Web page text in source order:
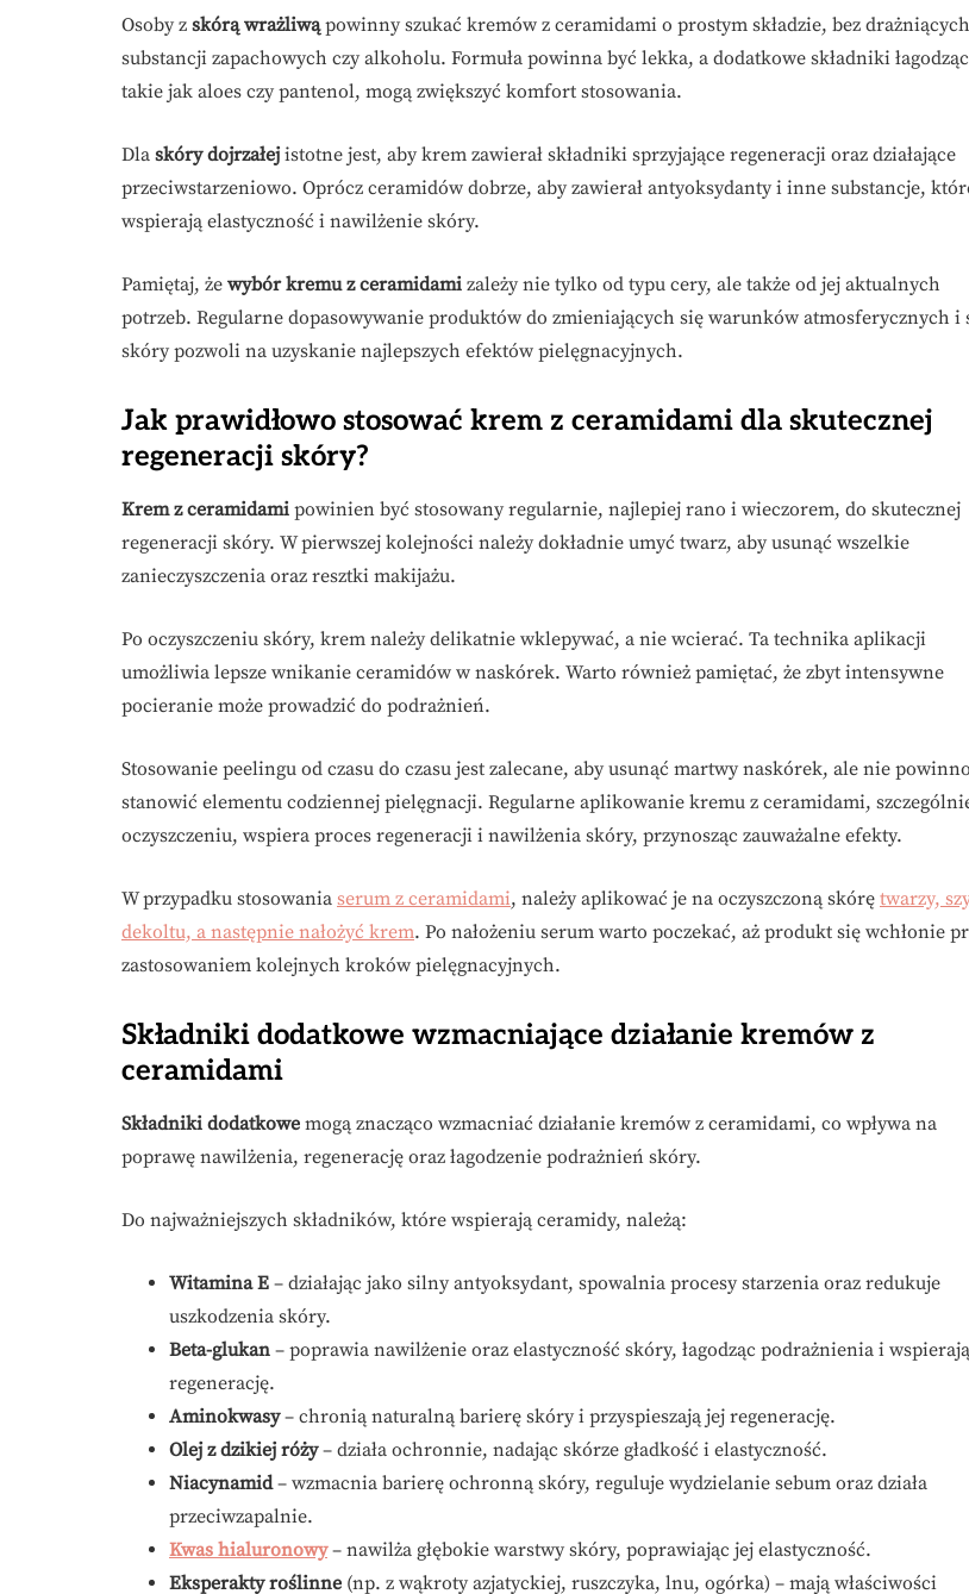
Osoby z skórą wrażliwąpowinny szukać kremów z ceramidami o prostym składzie, bez drażniących
substancji zapachowych czy alkoholu. Formuła powinna być lekka, a dodatkowe składniki
takie jak aloes czy pantenol, mogą zwiększyć komfort stosowania.
Dla skóry dojrzałej istotne jest, aby krem zawierał składniki sprzyjające regeneracji oraz działające
przeciwstarzeniowo. Oprócz ceramidów dobrze, aby zawierał antyoksydanty i inne substancje,
wspierają elastyczność i nawilżenie skóry.
Pamiętaj, że wybór kremu z ceramidami zależy nie tylko od typu cery, ale także od jej aktualnych
potrzeb. Regularne dopasowywanie produktów do zmieniających się warunków atmosferycznych i
skóry pozwoli na uzyskanie najlepszych efektów pielęgnacyjnych.
Jak prawidłowo stosować krem z ceramidami dla skutecznej
regeneracji skóry?
Krem z ceramidami powinien być stosowany regularnie, najlepiej rano i wieczorem, do skutecznej
regeneracji skóry. W pierwszej kolejności należy dokładnie umyć twarz, aby usunąć wszelkie
zanieczyszczenia oraz resztki makijażu.
Po oczyszczeniu skóry, krem należy delikatnie wklepywać, a nie wcierać. Ta technika aplikacji
umożliwia lepsze wnikanie ceramidów w naskórek. Warto również pamiętać, że zbyt intensywne
pocieranie może prowadzić do podrażnień.
Stosowanie peelingu od czasu do czasu jest zalecane, aby usunąć martwy naskórek, ale nie
stanowić elementu codziennej pielęgnacji. Regularne aplikowanie kremu z ceramidami,
oczyszczeniu, wspiera proces regeneracji i nawilżenia skóry, przynosząc zauważalne efekty.
W przypadku stosowania serum z ceramidami, należy aplikować je na oczyszczoną skórę twarzy,
dekoltu, a następnie nałożyć krem. Po nałożeniu serum warto poczekać, aż produkt się wchłonie
zastosowaniem kolejnych kroków pielęgnacyjnych.
Składniki dodatkowe wzmacniające działanie kremów z
ceramidami
Składniki dodatkowe mogą znacząco wzmacniać działanie kremów z ceramidami, co wpływa na
poprawę nawilżenia, regenerację oraz łagodzenie podrażnień skóry.
Do najważniejszych składników, które wspierają ceramidy, należą:
Witamina E – działając jako silny antyoksydant, spowalnia procesy starzenia oraz redukuje
uszkodzenia skóry.
Beta-glukan – poprawia nawilżenie oraz elastyczność skóry, łagodząc podrażnienia i
regenerację.
Aminokwasy– chronią naturalną barierę skóry i przyspieszają jej regenerację.
Olej z dzikiej róży– działa ochronnie, nadając skórze gładkość i elastyczność.
Niacynamid– wzmacnia barierę ochronną skóry, reguluje wydzielanie sebum oraz działa
przeciwzapalnie.
Kwas hialuronowy– nawilża głębokie warstwy skóry, poprawiając jej elastyczność.
Eksperakty roślinne (np. z wąkroty azjatyckiej, ruszczyka, lnu, ogórka) – mają właściwości